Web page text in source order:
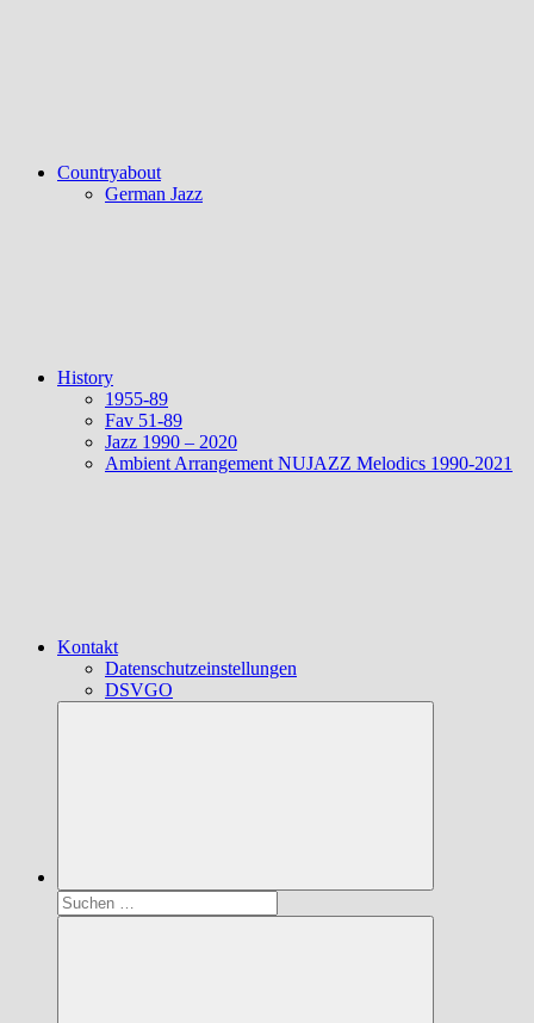
Countryabout
German Jazz
History
1955-89
Fav 51-89
Jazz 1990 – 2020
Ambient Arrangement NUJAZZ Melodics 1990-2021
Kontakt
Datenschutzeinstellungen
DSVGO
Suchen
nach: